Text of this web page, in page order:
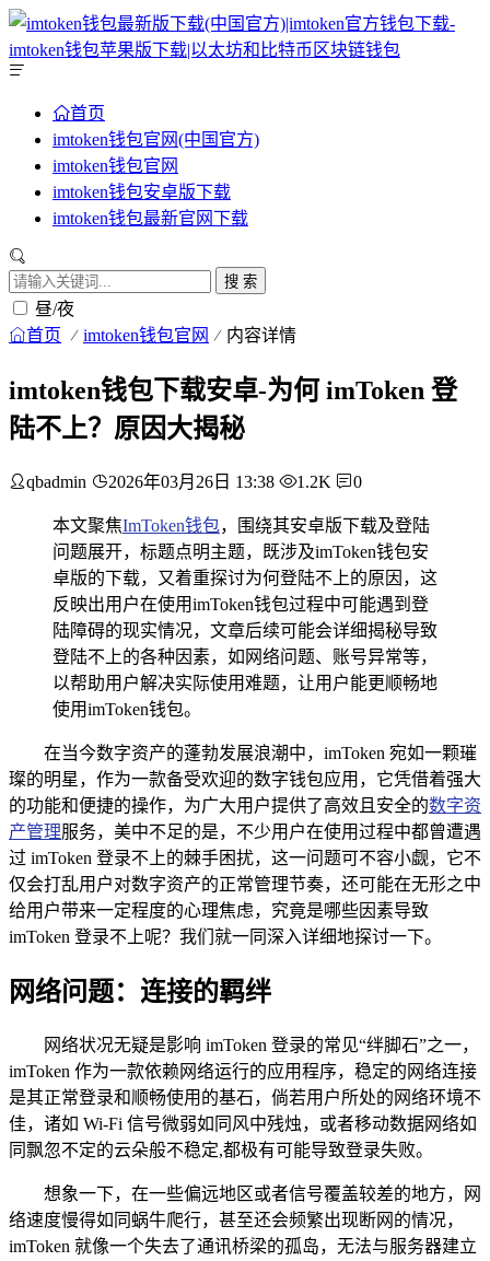
首页
imtoken钱包官网(中国官方)
imtoken钱包官网
imtoken钱包安卓版下载
imtoken钱包最新官网下载
搜 索
昼/夜
首页 imtoken钱包官网 内容详情
imtoken钱包下载安卓-为何 imToken 登
陆不上？原因大揭秘
qbadmin 2026年03月26日 13:38 1.2K 0
本文聚焦ImToken钱包，围绕其安卓版下载及登陆
问题展开，标题点明主题，既涉及imToken钱包安
卓版的下载，又着重探讨为何登陆不上的原因，这
反映出用户在使用imToken钱包过程中可能遇到登
陆障碍的现实情况，文章后续可能会详细揭秘导致
登陆不上的各种因素，如网络问题、账号异常等，
以帮助用户解决实际使用难题，让用户能更顺畅地
使用imToken钱包。
在当今数字资产的蓬勃发展浪潮中，imToken 宛如一颗璀
璨的明星，作为一款备受欢迎的数字钱包应用，它凭借着强大
的功能和便捷的操作，为广大用户提供了高效且安全的数字资
产管理服务，美中不足的是，不少用户在使用过程中都曾遭遇
过 imToken 登录不上的棘手困扰，这一问题可不容小觑，它不
仅会打乱用户对数字资产的正常管理节奏，还可能在无形之中
给用户带来一定程度的心理焦虑，究竟是哪些因素导致
imToken 登录不上呢？我们就一同深入详细地探讨一下。
网络问题：连接的羁绊
网络状况无疑是影响 imToken 登录的常见“绊脚石”之一，
imToken 作为一款依赖网络运行的应用程序，稳定的网络连接
是其正常登录和顺畅使用的基石，倘若用户所处的网络环境不
佳，诸如 Wi-Fi 信号微弱如同风中残烛，或者移动数据网络如
同飘忽不定的云朵般不稳定,都极有可能导致登录失败。
想象一下，在一些偏远地区或者信号覆盖较差的地方，网
络速度慢得如同蜗牛爬行，甚至还会频繁出现断网的情况，
imToken 就像一个失去了通讯桥梁的孤岛，无法与服务器建立